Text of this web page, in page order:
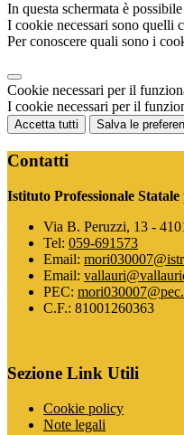
In questa schermata è
I cookie necessari sono quelli
Per conoscere quali sono i
Cookie necessari per il
I cookie necessari per il
Accetta tutti Salva le
Contatti
Istituto Professionale
Via B. Peruzzi, 13 -
Tel: 059-691573
Email:
Email:
PEC:
C.F.: 81001260363
Sezione Link Utili
Cookie policy
Note legali